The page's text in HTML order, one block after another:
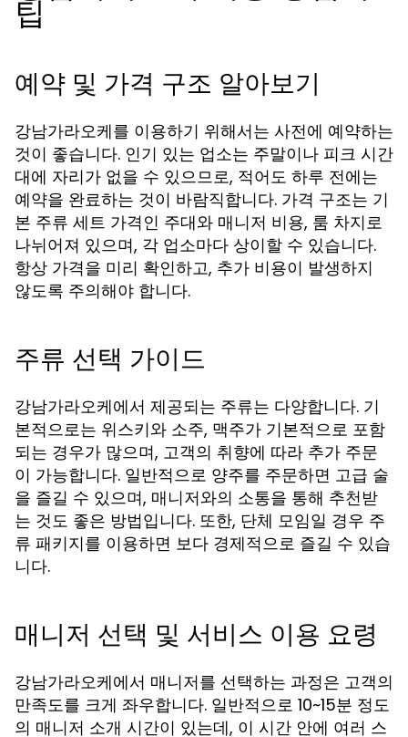
팁
예약 및 가격 구조 알아보기
강남가라오케를 이용하기 위해서는 사전에 예약하는
것이 좋습니다. 인기 있는 업소는 주말이나 피크 시간
대에 자리가 없을 수 있으므로, 적어도 하루 전에는
예약을 완료하는 것이 바람직합니다. 가격 구조는 기
본 주류 세트 가격인 주대와 매니저 비용, 룸 차지로
나뉘어져 있으며, 각 업소마다 상이할 수 있습니다.
항상 가격을 미리 확인하고, 추가 비용이 발생하지
않도록 주의해야 합니다.
주류 선택 가이드
강남가라오케에서 제공되는 주류는 다양합니다. 기
본적으로는 위스키와 소주, 맥주가 기본적으로 포함
되는 경우가 많으며, 고객의 취향에 따라 추가 주문
이 가능합니다. 일반적으로 양주를 주문하면 고급 술
을 즐길 수 있으며, 매니저와의 소통을 통해 추천받
는 것도 좋은 방법입니다. 또한, 단체 모임일 경우 주
류 패키지를 이용하면 보다 경제적으로 즐길 수 있습
니다.
매니저 선택 및 서비스 이용 요령
강남가라오케에서 매니저를 선택하는 과정은 고객의
만족도를 크게 좌우합니다. 일반적으로 10~15분 정도
의 매니저 소개 시간이 있는데, 이 시간 안에 여러 스